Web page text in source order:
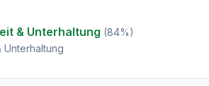
& Unterhaltung (84%)
Unterhaltung